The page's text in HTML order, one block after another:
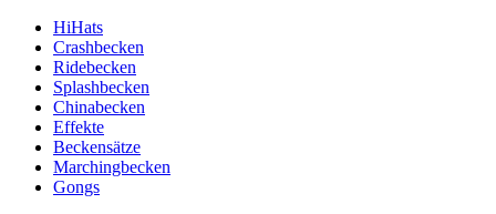
HiHats
Crashbecken
Ridebecken
Splashbecken
Chinabecken
Effekte
Beckensätze
Marchingbecken
Gongs